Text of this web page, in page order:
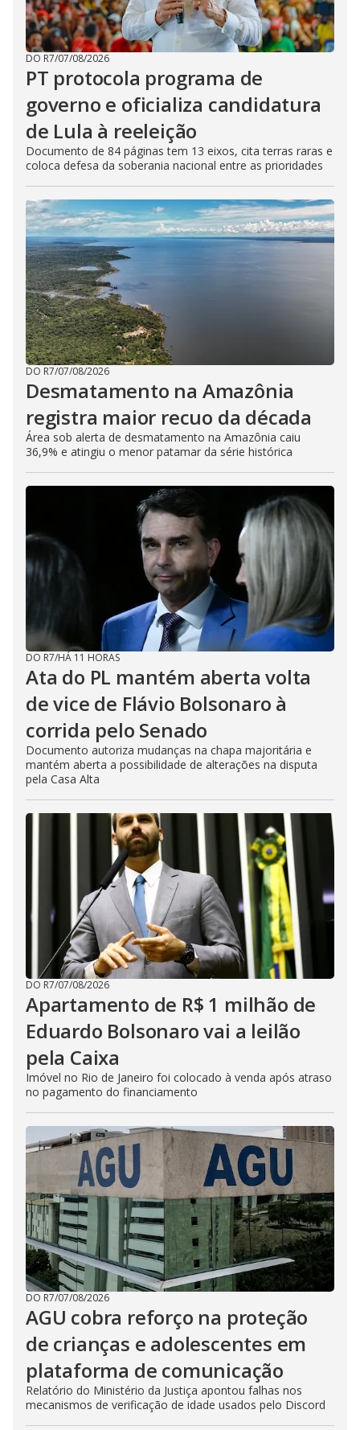
DO R7/07/08/2026
PT protocola programa de
governo e oficializa candidatura
de Lula à reeleição
Documento de 84 páginas tem 13 eixos, cita terras raras e
coloca defesa da soberania nacional entre as prioridades
DO R7/07/08/2026
Desmatamento na Amazônia
registra maior recuo da década
Área sob alerta de desmatamento na Amazônia caiu
36,9% e atingiu o menor patamar da série histórica
DO R7/HÁ 11 HORAS
Ata do PL mantém aberta volta
de vice de Flávio Bolsonaro à
corrida pelo Senado
Documento autoriza mudanças na chapa majoritária e
mantém aberta a possibilidade de alterações na disputa
pela Casa Alta
DO R7/07/08/2026
Apartamento de R$ 1 milhão de
Eduardo Bolsonaro vai a leilão
pela Caixa
Imóvel no Rio de Janeiro foi colocado à venda após atraso
no pagamento do financiamento
DO R7/07/08/2026
AGU cobra reforço na proteção
de crianças e adolescentes em
plataforma de comunicação
Relatório do Ministério da Justiça apontou falhas nos
mecanismos de verificação de idade usados pelo Discord